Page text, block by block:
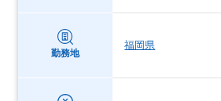
勤務地
福岡県